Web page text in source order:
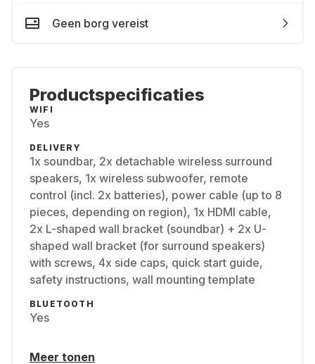
Geen borg vereist
Productspecificaties
WIFI
Yes
DELIVERY
1x soundbar, 2x detachable wireless surround
speakers, 1x wireless subwoofer, remote
control (incl. 2x batteries), power cable (up to 8
pieces, depending on region), 1x HDMI cable,
2x L-shaped wall bracket (soundbar) + 2x U-
shaped wall bracket (for surround speakers)
with screws, 4x side caps, quick start guide,
safety instructions, wall mounting template
BLUETOOTH
Yes
Meer tonen